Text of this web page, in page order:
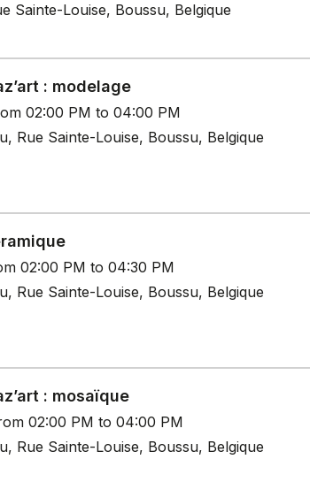
Sainte-Louise, Boussu, Belgique
: modelage
02:00 PM to 04:00 PM
Rue Sainte-Louise, Boussu, Belgique
02:00 PM to 04:30 PM
Rue Sainte-Louise, Boussu, Belgique
: mosaïque
02:00 PM to 04:00 PM
Rue Sainte-Louise, Boussu, Belgique